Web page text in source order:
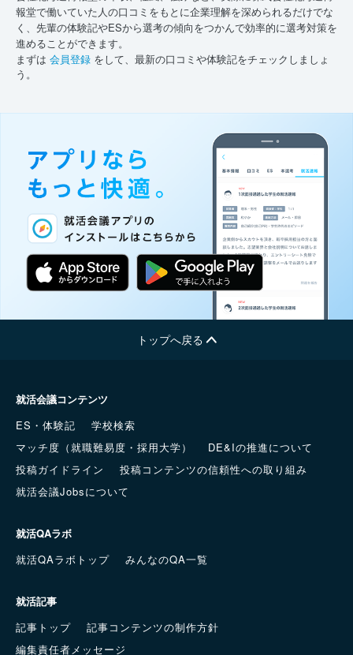
報堂で働いていた人の口コミをもとに企業理解を深められるだけでな
く、先輩の体験記やESから選考の傾向をつかんで効率的に選考対策を
進めることができます。
まずは 会員登録 をして、最新の口コミや体験記をチェックしましょ
う。
トップへ戻る
就活会議コンテンツ
ES・体験記
学校検索
マッチ度（就職難易度・採用大学）
DE&Iの推進について
投稿ガイドライン
投稿コンテンツの信頼性への取り組み
就活会議Jobsについて
就活QAラボ
就活QAラボトップ
みんなのQA一覧
就活記事
記事トップ
記事コンテンツの制作方針
編集責任者メッセージ